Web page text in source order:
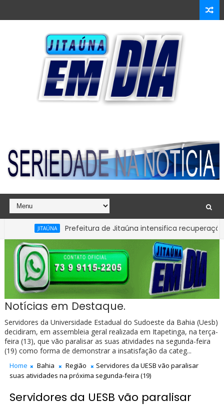
Prefeitura de Jitaúna intensifica recuperação de
BAHIA Exame toxicológico passa a ser obrigatório para 1ª
Notícias em Destaque.
Servidores da Universidade Estadual do Sudoeste da Bahia (Uesb)
decidiram, em assembleia geral realizada em Itapetinga, na terça-
feira (13), que vão paralisar as suas atividades na segunda-feira
(19) como forma de demonstrar a insatisfação da categ...
Home Bahia Região
Servidores da UESB vão paralisar
suas atividades na próxima segunda-feira (19)
Servidores da UESB vão paralisar